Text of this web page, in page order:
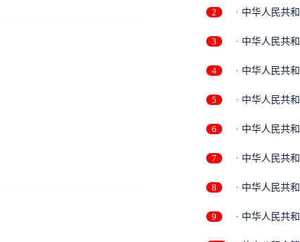
2 · 中华人民共
3 · 中华人民共
4 · 中华人民共
5 · 中华人民共
6 · 中华人民共
7 · 中华人民共
8 · 中华人民共
9 · 中华人民共